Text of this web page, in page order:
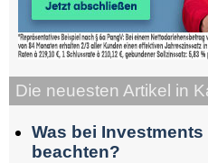
Die neuesten Artikel in
Was bei
beachten?